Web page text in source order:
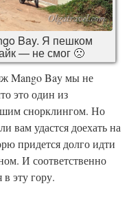
Bay. Я пешком
— не смог 🙁
Mango Bay мы не
это один из
снорклингом. Но
вам удастся доехать на
придется долго идти
И соответственно
эту гору.